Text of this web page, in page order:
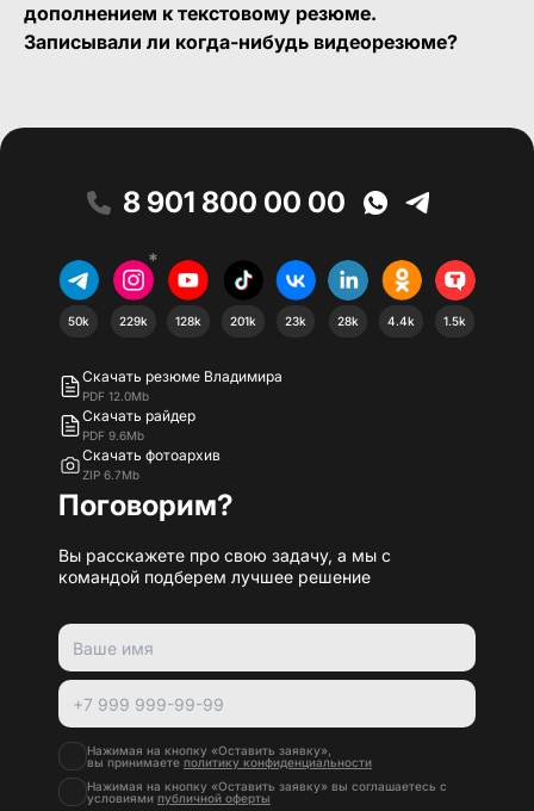
дополнением к текстовому резюме.
Записывали ли когда-нибудь видеорезюме?
8 901 800 00 00
50k
*
229k 128k 201k 23k 28k 4.4k 1.5k
Скачать резюме Владимира
PDF 12.0Mb
Скачать райдер
PDF 9.6Mb
Скачать фотоархив
ZIP 6.7Mb
Поговорим?
Вы расскажете про свою задачу, а мы с
командой подберем лучшее решение
Нажимая на кнопку «Оставить заявку»,
вы принимаете политику конфиденциальности
Нажимая на кнопку «Оставить заявку» вы соглашаетесь с
условиями публичной оферты